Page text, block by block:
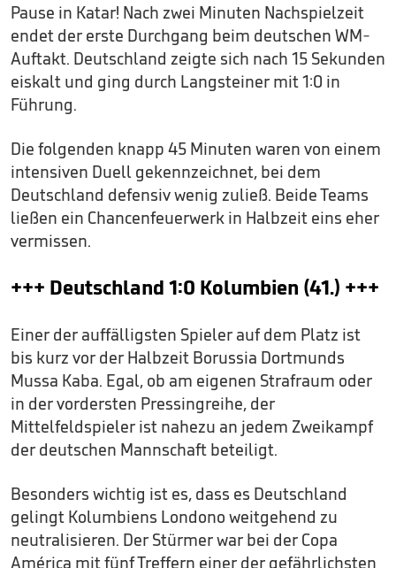
Pause in Katar! Nach zwei Minuten Nachspielzeit
endet der erste Durchgang beim deutschen WM-
Auftakt. Deutschland zeigte sich nach 15 Sekunden
eiskalt und ging durch Langsteiner mit 1:0 in
Führung.
Die folgenden knapp 45 Minuten waren von einem
intensiven Duell gekennzeichnet, bei dem
Deutschland defensiv wenig zuließ. Beide Teams
ließen ein Chancenfeuerwerk in Halbzeit eins eher
vermissen.
+++ Deutschland 1:0 Kolumbien (41.) +++
Einer der auffälligsten Spieler auf dem Platz ist
bis kurz vor der Halbzeit Borussia Dortmunds
Mussa Kaba. Egal, ob am eigenen Strafraum oder
in der vordersten Pressingreihe, der
Mittelfeldspieler ist nahezu an jedem Zweikampf
der deutschen Mannschaft beteiligt.
Besonders wichtig ist es, dass es Deutschland
gelingt Kolumbiens Londono weitgehend zu
neutralisieren. Der Stürmer war bei der Copa
América mit fünf Treffern einer der gefährlichsten